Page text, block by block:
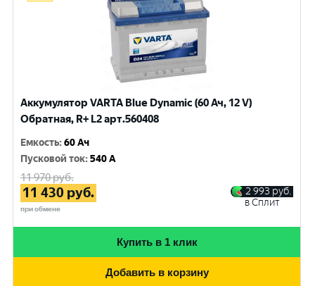
Аккумулятор VARTA Blue Dynamic (60 Ач, 12 V)
Обратная, R+ L2 арт.560408
Емкость:60 Ач
Пусковой ток:540 A
11 970руб.
11 430 руб.
при обмене
2 993 руб.
в Сплит
Купить в 1 клик
Добавить в корзину